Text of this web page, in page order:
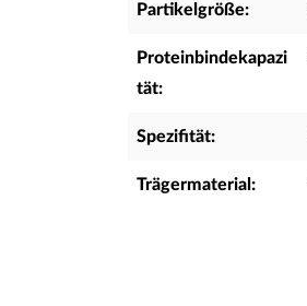
Partikelgröße:
Proteinbindekapazi
tät:
Spezifität:
Trägermaterial: